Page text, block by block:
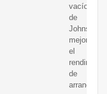
vacío
de
Johnsen
mejora
el
de
arranque